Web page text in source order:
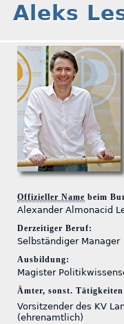
Aleks
Offizieller Name beim
Alexander Almonacid
Derzeitiger Beruf:
Selbständiger Manager
Ausbildung:
Magister
Ämter, sonst.
Vorsitzender des KV
(ehrenamtlich)